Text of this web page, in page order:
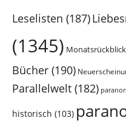
Leselisten (187)
(1345) Monatsrückblick
Bücher (190)
Parallelwelt (182)
historisch (103)